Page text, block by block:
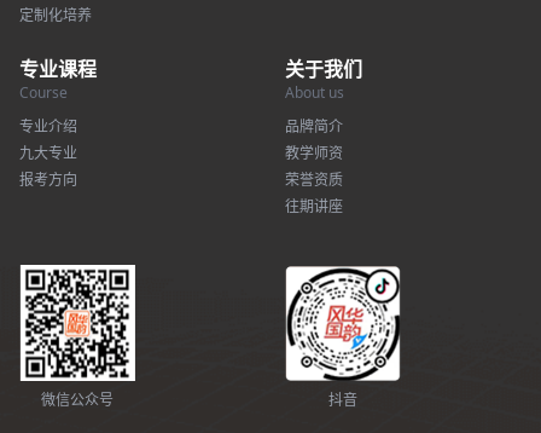
定制化培养
专业课程
Course
专业介绍
九大专业
报考方向
关于我们
About us
品牌简介
教学师资
荣誉资质
往期讲座
微信公众号 抖音